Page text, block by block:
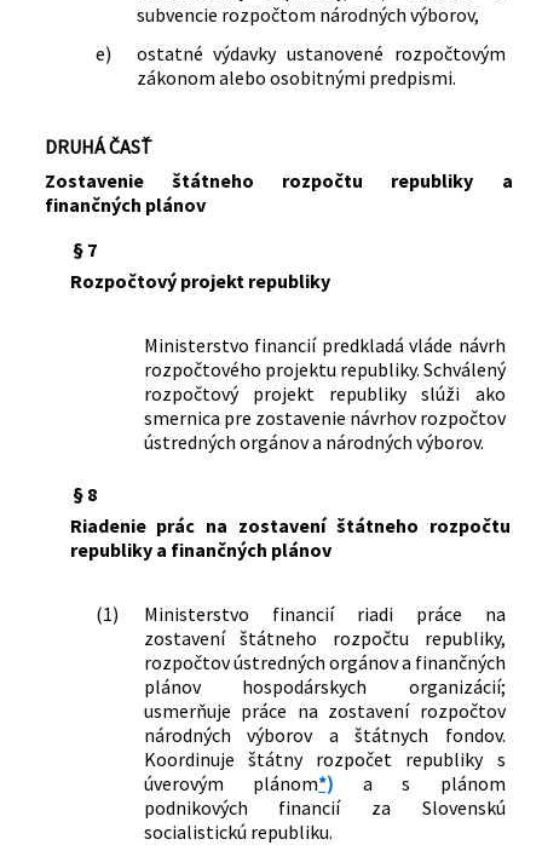
v znení vyhlášky č. 15/1984 Zb.
74/1989 Zb.
Vyhláška Federálneho ministerstva
financií, Ministerstva financií a miezd
predsedu Štátnej banky
československej, ktorou sa mení a
financií Českej socialistickej republiky,
socialistickej republiky a predsedu
Štátnej banky československej č.
136/1985 Zb. o finančnej, úverovej a inej
pomoci družstevnej a individuálnej
bytovej výstavbe a modernizácii
subvencie rozpočtom národných výborov,
e)
ostatné výdavky ustanovené rozpočtovým
zákonom alebo osobitnými predpismi.
DRUHÁ ČASŤ
Zostavenie štátneho rozpočtu republiky a
finančných plánov
§ 7
Rozpočtový projekt republiky
Ministerstvo financií predkladá vláde návrh
rozpočtového projektu republiky. Schválený
rozpočtový projekt republiky slúži ako
smernica pre zostavenie návrhov rozpočtov
ústredných orgánov a národných výborov.
§ 8
Riadenie prác na zostavení štátneho rozpočtu
republiky a finančných plánov
(1)
Ministerstvo financií riadi práce na
zostavení štátneho rozpočtu republiky,
rozpočtov ústredných orgánov a finančných
plánov hospodárskych organizácií;
usmerňuje práce na zostavení rozpočtov
národných výborov a štátnych fondov.
Koordinuje štátny rozpočet republiky s
úverovým plánom*) a s plánom
podnikových financií za Slovenskú
socialistickú republiku.